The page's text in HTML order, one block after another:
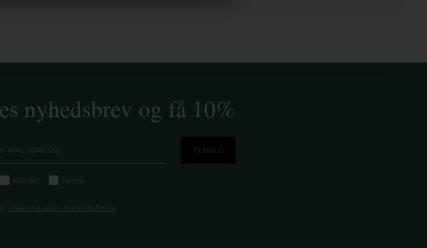
nyhedsbrev og få 10%
Kvinder Herrer
vilkårene samt markedsføring